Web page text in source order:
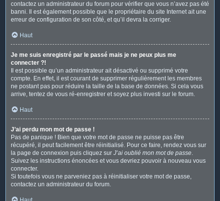
contactez un administrateur du forum pour vérifier que vous n’avez pas été
banni. Il est également possible que le propriétaire du site Internet ait une
erreur de configuration de son côté, et qu’il devra la corriger.
Haut
Je me suis enregistré par le passé mais je ne peux plus me
connecter ?!
Il est possible qu’un administrateur ait désactivé ou supprimé votre
compte. En effet, il est courant de supprimer régulièrement les membres
ne postant pas pour réduire la taille de la base de données. Si cela vous
arrive, tentez de vous ré-enregistrer et soyez plus investi sur le forum.
Haut
J’ai perdu mon mot de passe !
Pas de panique ! Bien que votre mot de passe ne puisse pas être
récupéré, il peut facilement être réinitialisé. Pour ce faire, rendez vous sur
la page de connexion puis cliquez sur J’ai oublié mon mot de passe.
Suivez les instructions énoncées et vous devriez pouvoir à nouveau vous
connecter.
Si toutefois vous ne parveniez pas à réinitialiser votre mot de passe,
contactez un administrateur du forum.